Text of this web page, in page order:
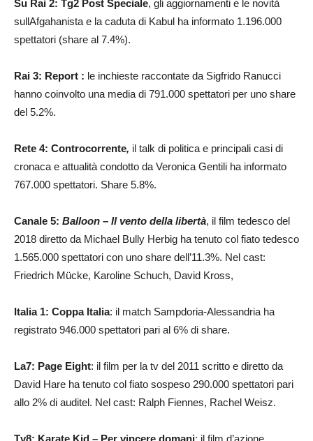
Su Rai 2: Tg2 Post Speciale, gli aggiornamenti e le novità
sullAfgahanista e la caduta di Kabul ha informato 1.196.000
spettatori (share al 7.4%).
Rai 3: Report : le inchieste raccontate da Sigfrido Ranucci
hanno coinvolto una media di 791.000 spettatori per uno share
del 5.2%.
Rete 4: Controcorrente, il talk di politica e principali casi di
cronaca e attualità condotto da Veronica Gentili ha informato
767.000 spettatori. Share 5.8%.
Canale 5: Balloon – Il vento della libertà, il film tedesco del
2018 diretto da Michael Bully Herbig ha tenuto col fiato tedesco
1.565.000 spettatori con uno share dell’11.3%. Nel cast:
Friedrich Mücke, Karoline Schuch, David Kross,
Italia 1: Coppa Italia: il match Sampdoria-Alessandria ha
registrato 946.000 spettatori pari al 6% di share.
La7: Page Eight: il film per la tv del 2011 scritto e diretto da
David Hare ha tenuto col fiato sospeso 290.000 spettatori pari
allo 2% di auditel. Nel cast: Ralph Fiennes, Rachel Weisz.